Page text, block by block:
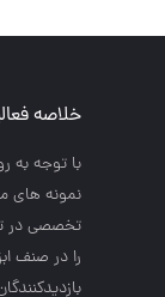
خلاصه
با توجه به
نمونه هاي
تخصصي در
را در صنف